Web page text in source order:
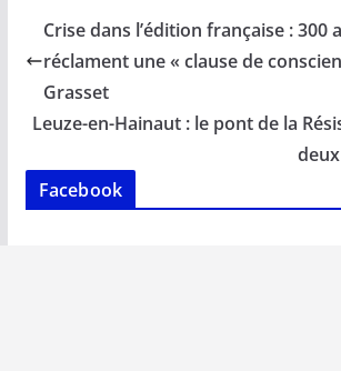
b
o
o
k
l s
A
p
e
dI
y
Li
k
Crise dans l’édition française : 300
réclament une « clause de
Grasset
Leuze-en-Hainaut : le pont de la
Facebook